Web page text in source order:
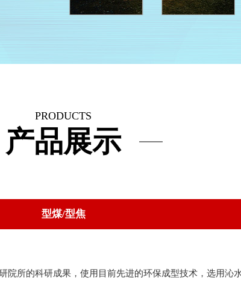
PRODUCTS
产品展示
型煤/型焦
所的科研成果，使用目前先进的环保成型技术，选用沁